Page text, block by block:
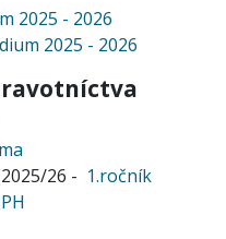
2025 - 2026
2025 - 2026
26 - 1.ročník